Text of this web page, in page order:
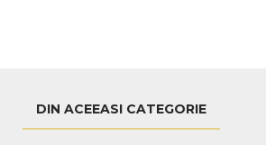
DIN ACEEASI CATEGORIE